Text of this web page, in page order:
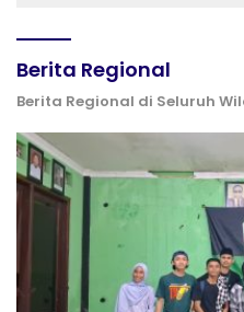
Berita Regional
Berita Regional di Seluruh